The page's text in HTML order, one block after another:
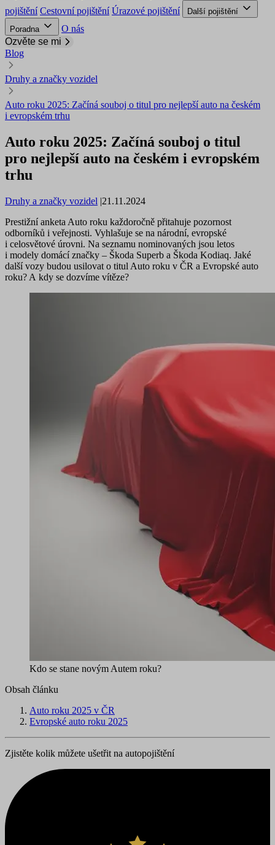
pojištění Cestovní pojištění Úrazové pojištění
Další pojištění
Poradna
O nás
Ozvěte se mi
Blog
Druhy a značky vozidel
Auto roku 2025: Začíná souboj o titul pro nejlepší auto na českém
i evropském trhu
Auto roku 2025: Začíná souboj o titul
pro nejlepší auto na českém i evropském
trhu
Druhy a značky vozidel |21.11.2024
Prestižní anketa Auto roku každoročně přitahuje pozornost
odborníků i veřejnosti. Vyhlašuje se na národní, evropské
i celosvětové úrovni. Na seznamu nominovaných jsou letos
i modely domácí značky – Škoda Superb a Škoda Kodiaq. Jaké
další vozy budou usilovat o titul Auto roku v ČR a Evropské auto
roku? A kdy se dozvíme vítěze?
Kdo se stane novým Autem roku?
Obsah článku
Auto roku 2025 v ČR
Evropské auto roku 2025
Zjistěte kolik můžete ušetřit na autopojištění